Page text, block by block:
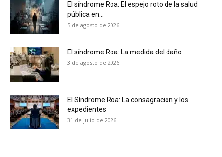
No te pierdas de las
Suscríbete a nuestro boletín diario y
recibe todas las noticias del vapeo y la
electrónico.
Subscribe to our daily clipping and
receive all the news of vaping and
El síndrome Roa: El espejo roto de la salud
pública en...
5 de agosto de 2026
El síndrome Roa: La medida del daño
3 de agosto de 2026
El Síndrome Roa: La consagración y los
expedientes
31 de julio de 2026